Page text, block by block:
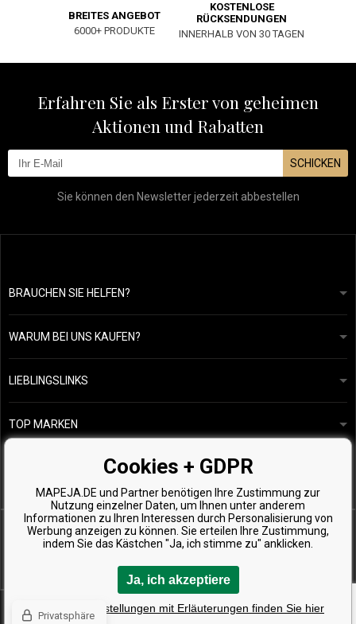
BREITES ANGEBOT
6000+ PRODUKTE
KOSTENLOSE
RÜCKSENDUNGEN
INNERHALB VON 30 TAGEN
Erfahren Sie als Erster von geheimen
Aktionen und Rabatten
SCHICKEN
Sie können den Newsletter jederzeit abbestellen
BRAUCHEN SIE HELFEN?
info@mapeja.de
Wir werden innerhalb von 24 Stunden antworten.
WARUM BEI UNS KAUFEN?
Allgemeine geschäftsbedingungen
Datenschutzerklärung
Übersicht über Zahlungen und Versand
Rückgabe von Waren
LIEBLINGSLINKS
Unsere Geschichte
Kostenlose Produktproben
TOP MARKEN
Kérastase
Wella Professionals
Zenz Organic
Copyright © 2026 Mapeja.de, Alle Rechte vorbehalten
Cookies + GDPR
MAPEJA.DE und Partner benötigen Ihre Zustimmung zur
Nutzung einzelner Daten, um Ihnen unter anderem
Informationen zu Ihren Interessen durch Personalisierung von
Werbung anzeigen zu können. Sie erteilen Ihre Zustimmung,
indem Sie das Kästchen "Ja, ich stimme zu" anklicken.
Ja, ich akzeptiere
Detaillierte Einstellungen mit Erläuterungen finden Sie hier
Privatsphäre